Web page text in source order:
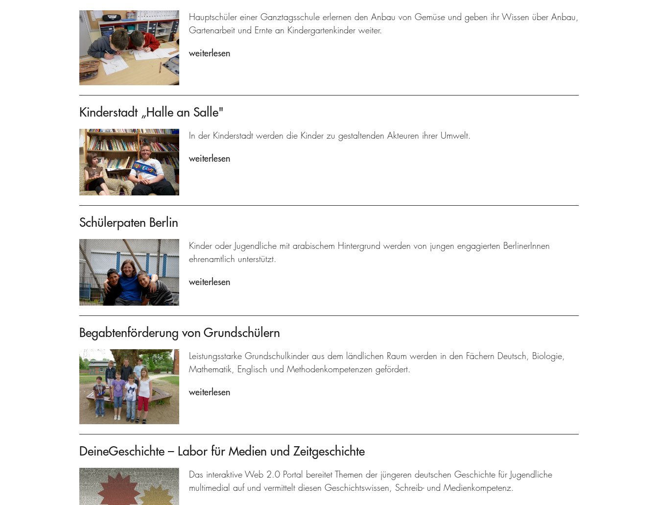
Hauptschüler einer Ganztagsschule erlernen den Anbau von Gemüse und geben ihr Wissen über Anbau,
Gartenarbeit und Ernte an Kindergartenkinder weiter.
weiterlesen
Kinderstadt „Halle an Salle"
In der Kinderstadt werden die Kinder zu gestaltenden Akteuren ihrer Umwelt.
weiterlesen
Schülerpaten Berlin
Kinder oder Jugendliche mit arabischem Hintergrund werden von jungen engagierten BerlinerInnen
ehrenamtlich unterstützt.
weiterlesen
Begabtenförderung von Grundschülern
Leistungsstarke Grundschulkinder aus dem ländlichen Raum werden in den Fächern Deutsch, Biologie,
Mathematik, Englisch und Methodenkompetenzen gefördert.
weiterlesen
DeineGeschichte – Labor für Medien und Zeitgeschichte
Das interaktive Web 2.0 Portal bereitet Themen der jüngeren deutschen Geschichte für Jugendliche
multimedial auf und vermittelt diesen Geschichtswissen, Schreib- und Medienkompetenz.